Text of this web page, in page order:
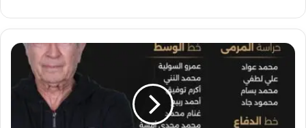
منتخب
الثاني
قائمته
لمعسكر